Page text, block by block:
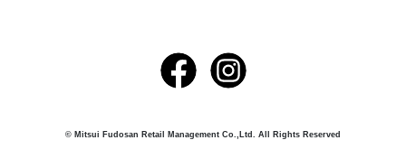
© Mitsui Fudosan Retail Management Co.,Ltd. All Rights Reserved